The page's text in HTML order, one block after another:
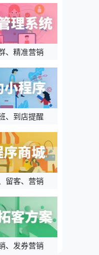
、精准营销
、到店提醒
留客、营销
、发券营销